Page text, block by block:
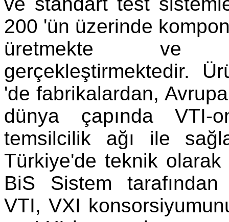
200 'ün üzerinde
üretmekte ve
gerçekleştirmektedir.
'de fabrikalardan,
dünya çapında VTI-
temsilcilik ağı ile
Türkiye'de teknik
BiS Sistem tarafından
VTI, VXI